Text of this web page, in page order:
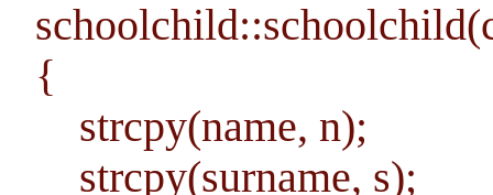
{
strcpy(name, n);
strcpy(surname, s);